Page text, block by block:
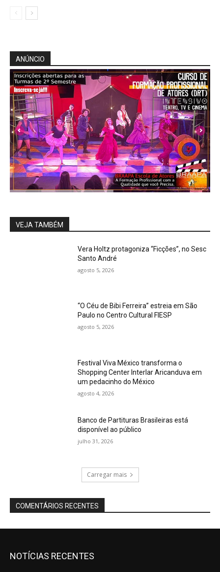
ANÚNCIO
VEJA TAMBÉM
Vera Holtz protagoniza “Ficções”, no Sesc
Santo André
agosto 5, 2026
“O Céu de Bibi Ferreira” estreia em São
Paulo no Centro Cultural FIESP
agosto 5, 2026
Festival Viva México transforma o
Shopping Center Interlar Aricanduva em
um pedacinho do México
agosto 4, 2026
Banco de Partituras Brasileiras está
disponível ao público
julho 31, 2026
Carregar mais
COMENTÁRIOS RECENTES
NOTÍCIAS RECENTES